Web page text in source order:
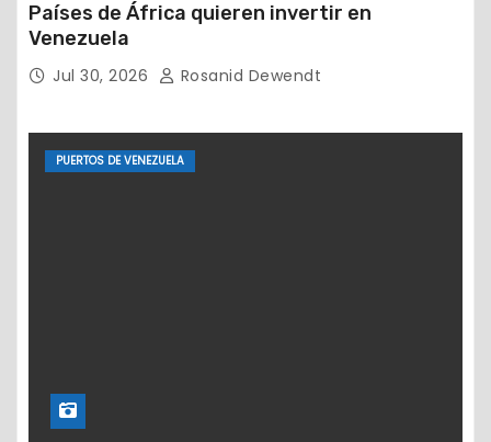
Países de África quieren invertir en
Venezuela
Jul 30, 2026 Rosanid Dewendt
PUERTOS DE VENEZUELA